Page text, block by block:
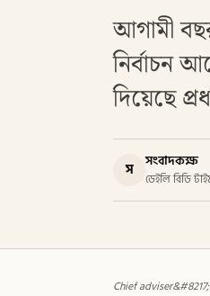
আগামী
নির্বাচন
দিয়েছে
স সংবাদকক্ষ
ডেইলি বিডি
Chief